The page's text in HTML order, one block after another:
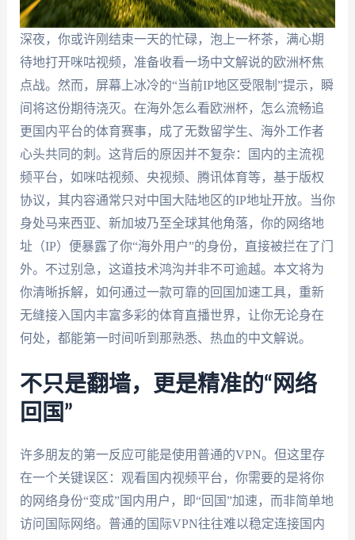
深夜，你或许刚结束一天的忙碌，泡上一杯茶，满心期
待地打开咪咕视频，准备收看一场中文解说的欧洲杯焦
点战。然而，屏幕上冰冷的“当前IP地区受限制”提示，瞬
间将这份期待浇灭。在海外怎么看欧洲杯，怎么流畅追
更国内平台的体育赛事，成了无数留学生、海外工作者
心头共同的刺。这背后的原因并不复杂：国内的主流视
频平台，如咪咕视频、央视频、腾讯体育等，基于版权
协议，其内容通常只对中国大陆地区的IP地址开放。当你
身处马来西亚、新加坡乃至全球其他角落，你的网络地
址（IP）便暴露了你“海外用户”的身份，直接被拦在了门
外。不过别急，这道技术鸿沟并非不可逾越。本文将为
你清晰拆解，如何通过一款可靠的回国加速工具，重新
无缝接入国内丰富多彩的体育直播世界，让你无论身在
何处，都能第一时间听到那熟悉、热血的中文解说。
不只是翻墙，更是精准的“网络
回国”
许多朋友的第一反应可能是使用普通的VPN。但这里存
在一个关键误区：观看国内视频平台，你需要的是将你
的网络身份“变成”国内用户，即“回国”加速，而非简单地
访问国际网络。普通的国际VPN往往难以稳定连接国内